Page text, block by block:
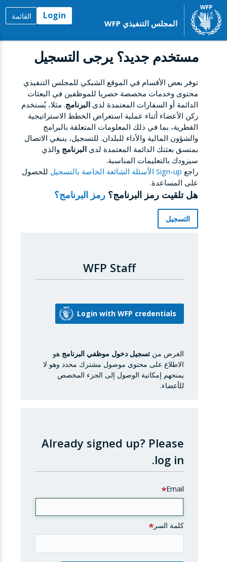
المجلس التنفيذي WFP
Login القائمة
مستخدم جديد؟ يرجى التسجيل
توفر بعض الأقسام في الموقع الشبكي للمجلس التنفيذي
محتوى وخدمات مخصصة حصريا للموظفين في البعثات
الدائمة أو السفارات المعتمدة لدى البرنامج. مثلا، يُستخدم
ركن الأعضاء أثناء عملية استعراض الخطط الاستراتيجية
القطرية، بما في ذلك المعلومات المتعلقة بالبرامج
والشؤون المالية والأداء للبلدان. للتسجيل، ينبغي الاتصال
بمنسق بعثتك الدائمة المعتمدة لدى البرنامج والذي
سيزودك بالتعليمات المناسبة.
راجع Sign-up الأسئلة الشائعة الخاصة بالتسجيل
للحصول
على المساعدة.
هل تلقيت رمز البرنامج؟ رمز البرنامج؟
التسجيل
WFP Staff
الغرض من تسجيل دخول موظفي البرنامج هو
الاطلاع على محتوى موصول مشترك محدد وهو لا
يمنحهم إمكانية الوصول إلى الجزء المخصص
للأعضاء.
Already signed up? Please
log in.
Email
كلمة السر